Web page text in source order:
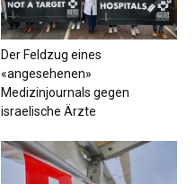
Der Feldzug eines
«angesehenen»
Medizinjournals gegen
israelische Ärzte